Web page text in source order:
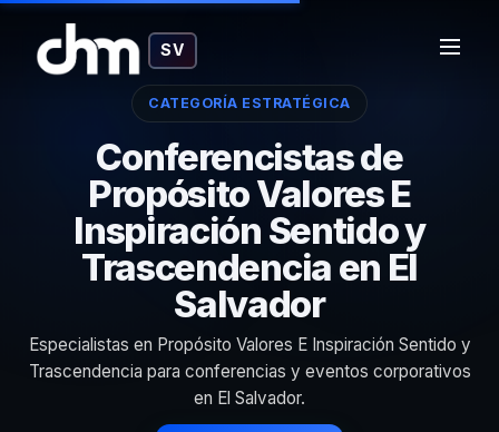
SV
CATEGORÍA ESTRATÉGICA
Conferencistas de
Propósito Valores E
Inspiración Sentido y
Trascendencia en El
Salvador
Especialistas en Propósito Valores E Inspiración Sentido y
Trascendencia para conferencias y eventos corporativos
en El Salvador.